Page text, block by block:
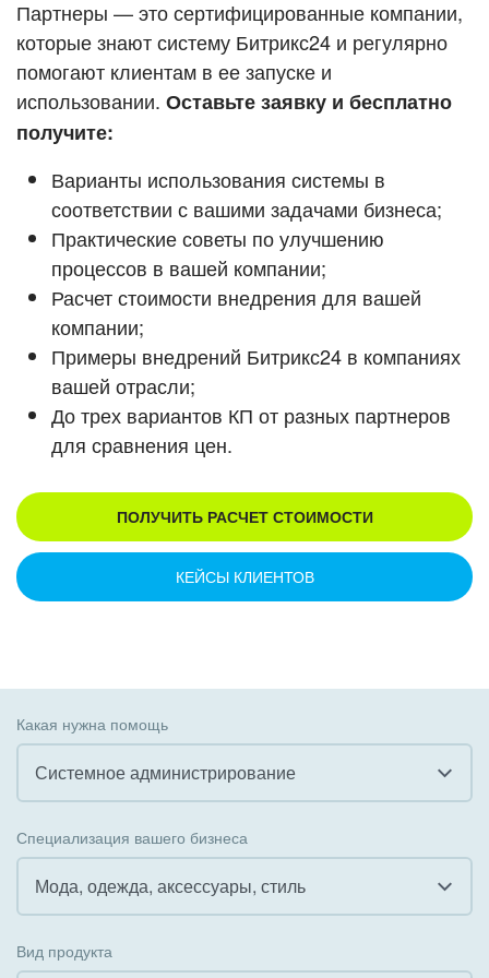
ВХОД
ВХОД
Смотреть видеокейсы
Партнеры — это сертифицированные компании,
которые знают систему Битрикс24 и регулярно
помогают клиентам в ее запуске и
использовании. Оставьте заявку и бесплатно
получите:
Варианты использования системы в
соответствии с вашими задачами бизнеса;
Практические советы по улучшению
процессов в вашей компании;
Расчет стоимости внедрения для вашей
компании;
Примеры внедрений Битрикс24 в компаниях
вашей отрасли;
До трех вариантов КП от разных партнеров
для сравнения цен.
ПОЛУЧИТЬ РАСЧЕТ СТОИМОСТИ
КЕЙСЫ КЛИЕНТОВ
Какая нужна помощь
Системное администрирование
Внедрение КЭДО
Интеграция с 1С
Специализация вашего бизнеса
Мода, одежда, аксессуары, стиль
Вид продукта